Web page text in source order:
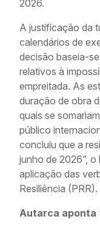
2026.
A justificação da
calendários de
decisão baseia-
relativos à
empreitada. As
duração de obra
quais se
público
concluiu que a
junho de 2026”,
aplicação das
Resiliência (PRR).
Autarca aponta